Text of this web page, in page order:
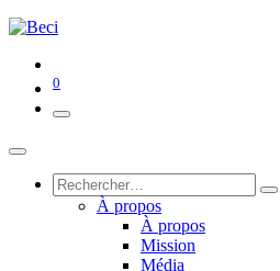
0
À propos
À propos
Mission
Média